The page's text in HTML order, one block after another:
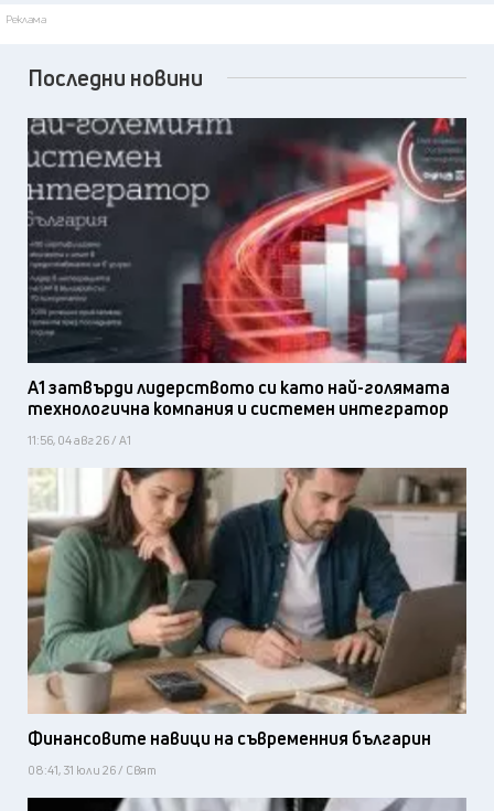
Реклама
Последни новини
А1 затвърди лидерството си като най-голямата
технологична компания и системен интегратор
11:56, 04 авг 26 / А1
Финансовите навици на съвременния българин
08:41, 31 юли 26 / Свят